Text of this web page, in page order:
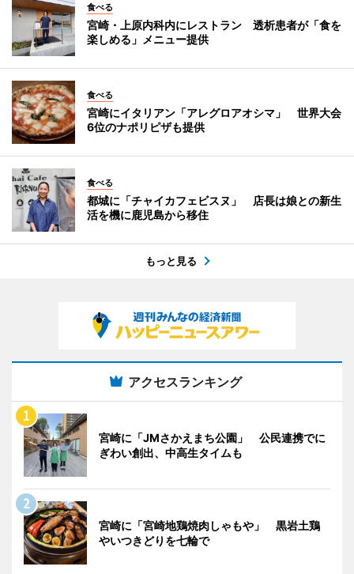
食べる
宮崎・上原内科内にレストラン 透析患者が「食を
楽しめる」メニュー提供
食べる
宮崎にイタリアン「アレグロアオシマ」 世界大会
6位のナポリピザも提供
食べる
都城に「チャイカフェビスヌ」 店長は娘との新生
活を機に鹿児島から移住
もっと見る
アクセスランキング
宮崎に「JMさかえまち公園」 公民連携でに
ぎわい創出、中高生タイムも
宮崎に「宮崎地鶏焼肉しゃもや」 黒岩土鶏
やいつきどりを七輪で